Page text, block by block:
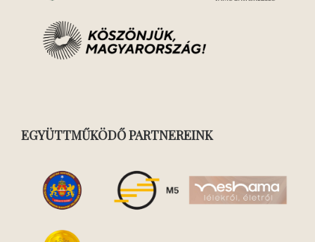
EGYÜTTMŰKÖDŐ PARTNEREINK